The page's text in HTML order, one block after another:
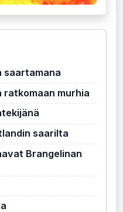
saartamana
ratkomaan murhia
saarilta
Brangelinan